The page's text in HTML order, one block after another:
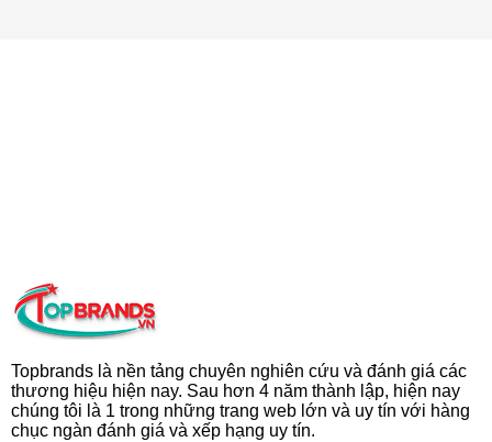
Topbrands là nền tảng chuyên nghiên cứu và đánh giá các
thương hiệu hiện nay. Sau hơn 4 năm thành lập, hiện nay
chúng tôi là 1 trong những trang web lớn và uy tín với hàng
chục ngàn đánh giá và xếp hạng uy tín.